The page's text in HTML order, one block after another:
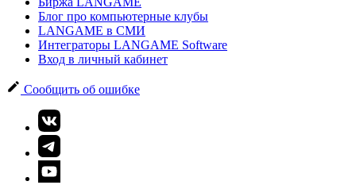
Блог про компьютерные клубы
LANGAME в СМИ
Интеграторы LANGAME Software
Вход в личный кабинет
Сообщить об ошибке